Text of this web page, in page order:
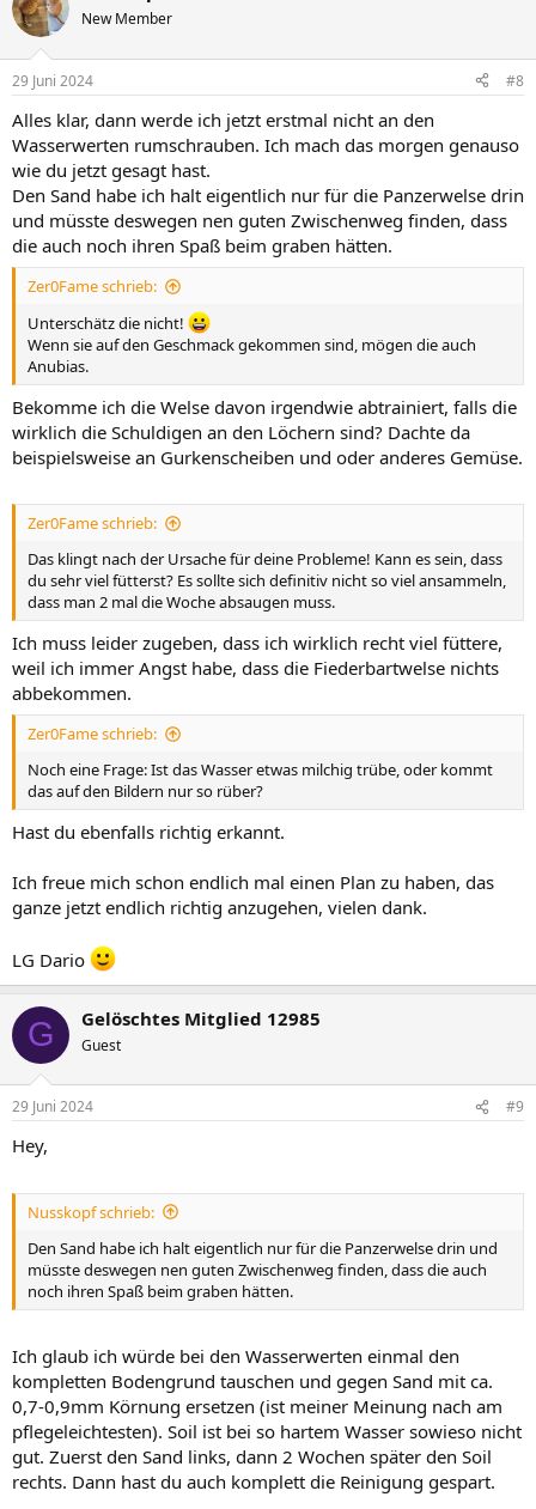
t
i
e
:
New Member
29 Juni 2024 #8
Alles klar, dann werde ich jetzt erstmal nicht an den
Wasserwerten rumschrauben. Ich mach das morgen genauso
wie du jetzt gesagt hast.
Den Sand habe ich halt eigentlich nur für die Panzerwelse drin
und müsste deswegen nen guten Zwischenweg finden, dass
die auch noch ihren Spaß beim graben hätten.
Zer0Fame schrieb:
Unterschätz die nicht!
Wenn sie auf den Geschmack gekommen sind, mögen die auch
Anubias.
Bekomme ich die Welse davon irgendwie abtrainiert, falls die
wirklich die Schuldigen an den Löchern sind? Dachte da
beispielsweise an Gurkenscheiben und oder anderes Gemüse.
Zer0Fame schrieb:
Das klingt nach der Ursache für deine Probleme! Kann es sein, dass
du sehr viel fütterst? Es sollte sich definitiv nicht so viel ansammeln,
dass man 2 mal die Woche absaugen muss.
Ich muss leider zugeben, dass ich wirklich recht viel füttere,
weil ich immer Angst habe, dass die Fiederbartwelse nichts
abbekommen.
Zer0Fame schrieb:
Noch eine Frage: Ist das Wasser etwas milchig trübe, oder kommt
das auf den Bildern nur so rüber?
Hast du ebenfalls richtig erkannt.
Ich freue mich schon endlich mal einen Plan zu haben, das
ganze jetzt endlich richtig anzugehen, vielen dank.
LG Dario
G Gelöschtes Mitglied 12985
Guest
29 Juni 2024 #9
Hey,
Nusskopf schrieb:
Den Sand habe ich halt eigentlich nur für die Panzerwelse drin und
müsste deswegen nen guten Zwischenweg finden, dass die auch
noch ihren Spaß beim graben hätten.
Ich glaub ich würde bei den Wasserwerten einmal den
kompletten Bodengrund tauschen und gegen Sand mit ca.
0,7-0,9mm Körnung ersetzen (ist meiner Meinung nach am
pflegeleichtesten). Soil ist bei so hartem Wasser sowieso nicht
gut. Zuerst den Sand links, dann 2 Wochen später den Soil
rechts. Dann hast du auch komplett die Reinigung gespart.